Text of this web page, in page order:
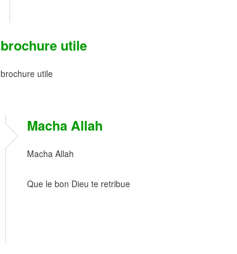
brochure utile
brochure utile
Macha Allah
Macha Allah
Que le bon Dieu te retribue